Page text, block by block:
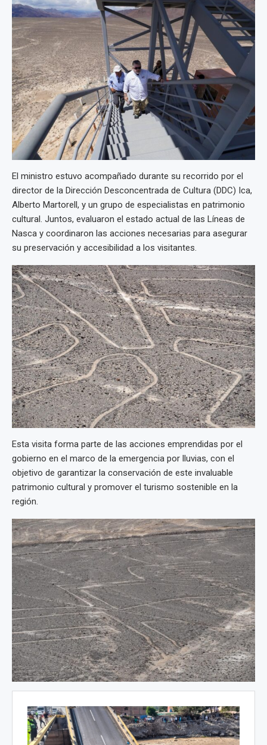
El ministro estuvo acompañado durante su recorrido por el
director de la Dirección Desconcentrada de Cultura (DDC) Ica,
Alberto Martorell, y un grupo de especialistas en patrimonio
cultural. Juntos, evaluaron el estado actual de las Líneas de
Nasca y coordinaron las acciones necesarias para asegurar
su preservación y accesibilidad a los visitantes.
Esta visita forma parte de las acciones emprendidas por el
gobierno en el marco de la emergencia por lluvias, con el
objetivo de garantizar la conservación de este invaluable
patrimonio cultural y promover el turismo sostenible en la
región.